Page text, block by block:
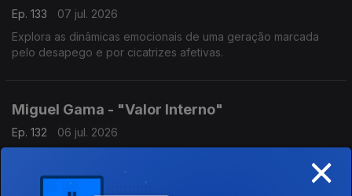
Ep. 133
07 jul. 2026
Explora as dinâmicas emocionais de uma geração marcada
pelo desapego e por cicatrizes afetivas.
Miguel Gama - "Valor Interno"
Ep. 132
06 jul. 2026
fosse o amor? e se fosses tu a não saber amar sem querer
controlar?""
×